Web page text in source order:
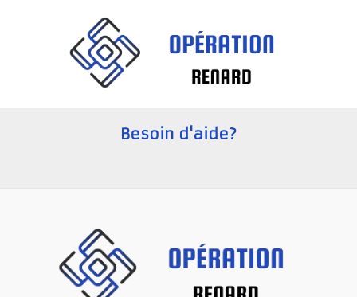
Besoin d'aide?